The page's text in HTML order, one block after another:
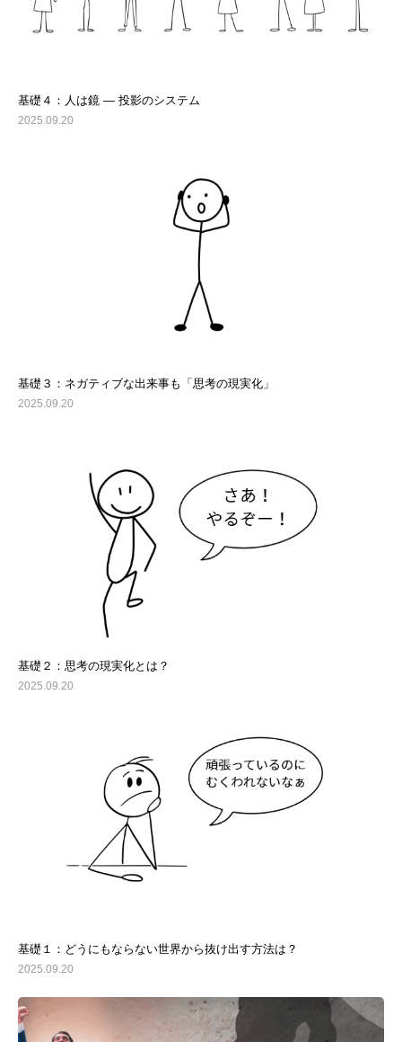
基礎４：人は鏡 ― 投影のシステム
2025.09.20
基礎３：ネガティブな出来事も「思考の現実化」
2025.09.20
基礎２：思考の現実化とは？
2025.09.20
基礎１：どうにもならない世界から抜け出す方法は？
2025.09.20